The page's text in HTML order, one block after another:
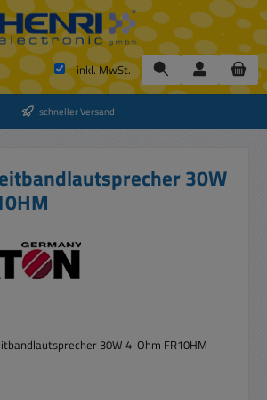
inkl. MwSt.
schneller Versand
30W